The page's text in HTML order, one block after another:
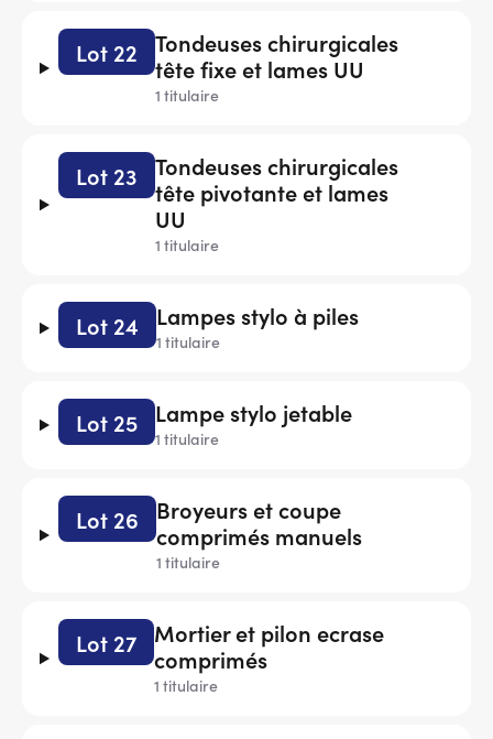
Lot 22
Tondeuses chirurgicales
tête fixe et lames UU
1 titulaire
Lot 23
Tondeuses chirurgicales
tête pivotante et lames
UU
1 titulaire
Lot 24 Lampes stylo à piles
1 titulaire
Lot 25 Lampe stylo jetable
1 titulaire
Lot 26
Broyeurs et coupe
comprimés manuels
1 titulaire
Lot 27 Mortier et pilon ecrase
comprimés
1 titulaire